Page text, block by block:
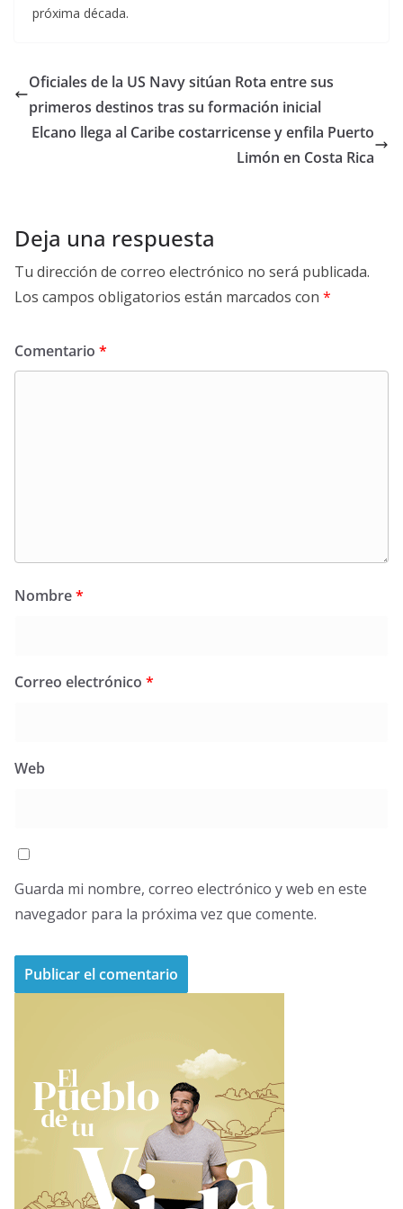
próxima década.
Oficiales de la US Navy sitúan Rota entre sus
primeros destinos tras su formación inicial
Elcano llega al Caribe costarricense y enfila Puerto
Limón en Costa Rica
Deja una respuesta
Tu dirección de correo electrónico no será publicada.
Los campos obligatorios están marcados con *
Comentario *
Nombre*
Correo electrónico *
Web
Guarda mi nombre, correo electrónico y web en este
navegador para la próxima vez que comente.
n
a